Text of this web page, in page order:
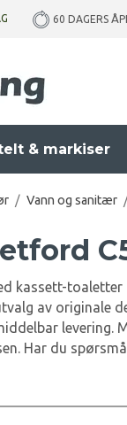
60 DAGERS
& markiser
/ Vann og sanitær
kassett-
av originale
Har du